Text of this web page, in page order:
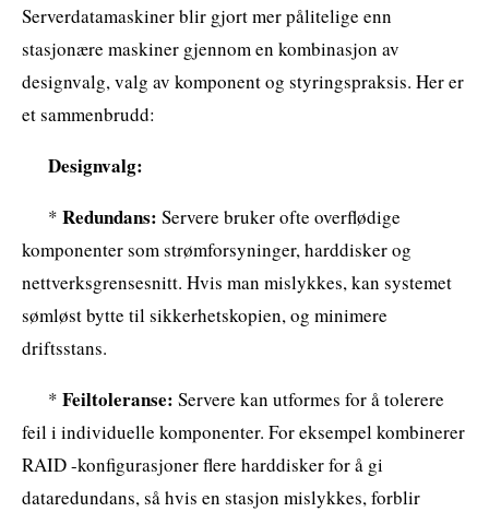
Serverdatamaskiner blir gjort mer pålitelige enn
stasjonære maskiner gjennom en kombinasjon av
designvalg, valg av komponent og styringspraksis. Her er
et sammenbrudd:
Designvalg:
* Redundans: Servere bruker ofte overflødige
komponenter som strømforsyninger, harddisker og
nettverksgrensesnitt. Hvis man mislykkes, kan systemet
sømløst bytte til sikkerhetskopien, og minimere
driftsstans.
* Feiltoleranse: Servere kan utformes for å tolerere
feil i individuelle komponenter. For eksempel kombinerer
RAID -konfigurasjoner flere harddisker for å gi
dataredundans, så hvis en stasjon mislykkes, forblir